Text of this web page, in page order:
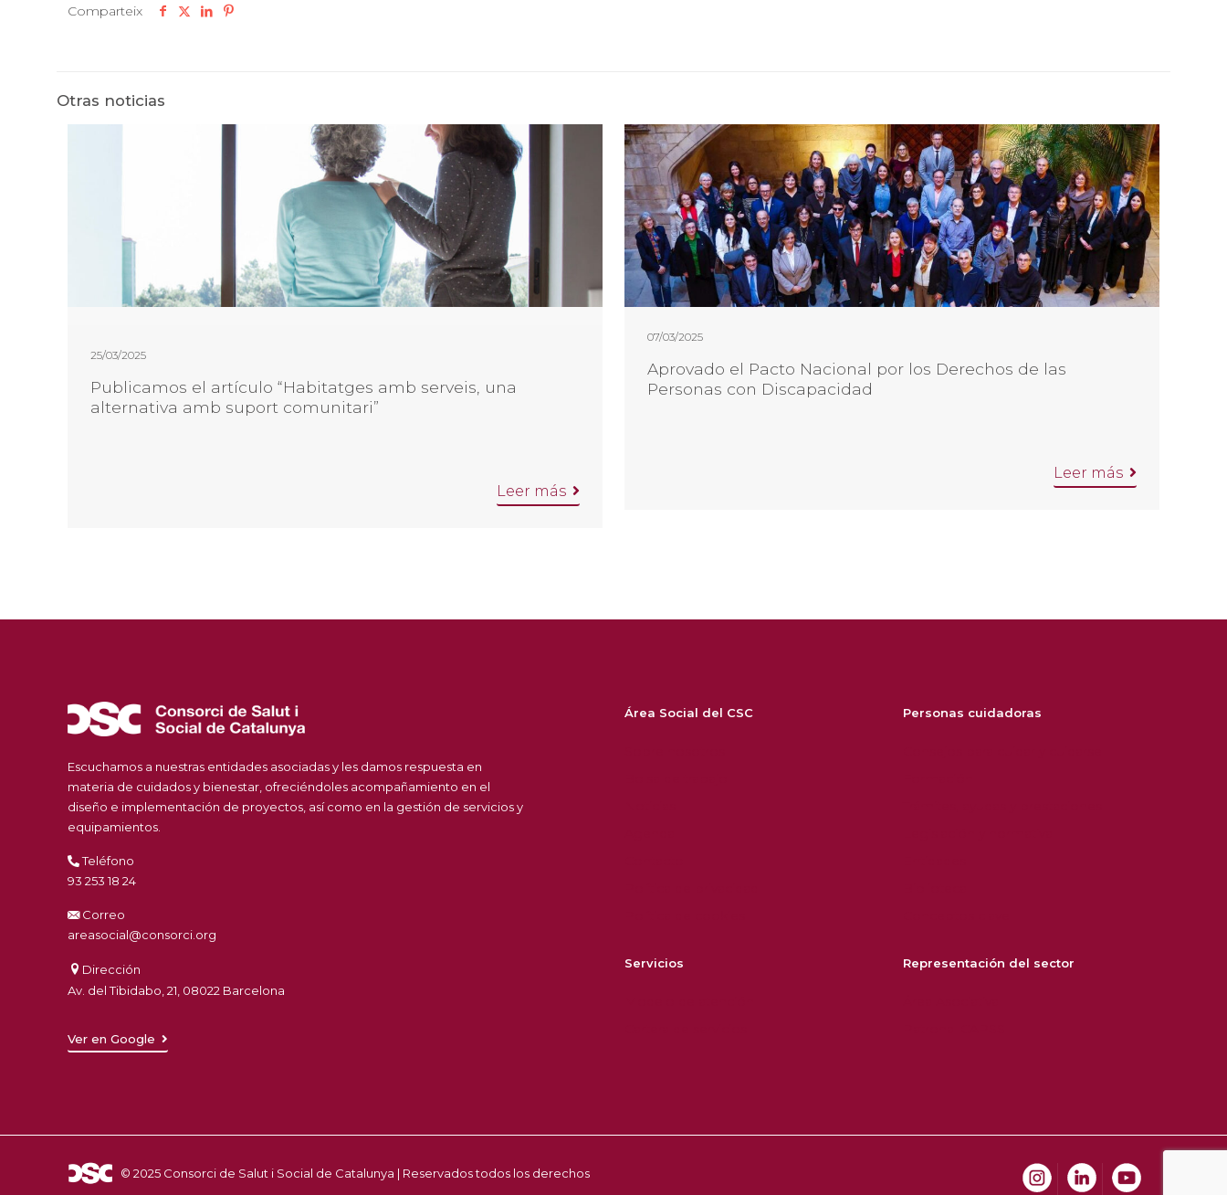
Comparteix
Otras noticias
25/03/2025
Publicamos el artículo “Habitatges amb serveis, una
alternativa amb suport comunitari”
Leer más
07/03/2025
Aprovado el Pacto Nacional por los Derechos de las
Personas con Discapacidad
Leer más
Escuchamos a nuestras entidades asociadas y les damos respuesta en
materia de cuidados y bienestar, ofreciéndoles acompañamiento en el
diseño e implementación de proyectos, así como en la gestión de servicios y
equipamientos.
Teléfono
93 253 18 24
Correo
areasocial@consorci.org
Dirección
Av. del Tibidabo, 21, 08022 Barcelona
Ver en Google
Área Social del CSC
Servicios
Personas cuidadoras
Representación del sector
© 2025 Consorci de Salut i Social de Catalunya | Reservados todos los derechos